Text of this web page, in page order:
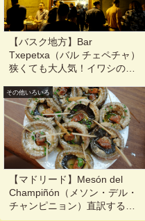
【バスク地方】Bar
Txepetxa（バル チェペチャ）
狭くても大人気！イワシの酢
街地のバル@San Sebastian,
Spain
その他いろいろ
【マドリード】Mesón del
Champiñón（メソン・デル・
チャンピニョン）直訳すると